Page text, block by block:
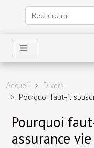
Accueil
Divers
Pourquoi faut-il
Pourquoi
assurance vie